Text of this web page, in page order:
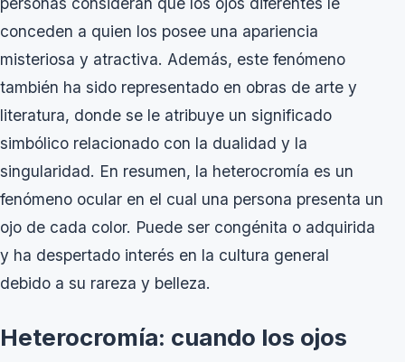
conceden a quien los posee una apariencia
misteriosa y atractiva. Además, este fenómeno
también ha sido representado en obras de arte y
literatura, donde se le atribuye un significado
simbólico relacionado con la dualidad y la
singularidad. En resumen, la heterocromía es un
fenómeno ocular en el cual una persona presenta un
ojo de cada color. Puede ser congénita o adquirida
y ha despertado interés en la cultura general
debido a su rareza y belleza.
Heterocromía: cuando los ojos